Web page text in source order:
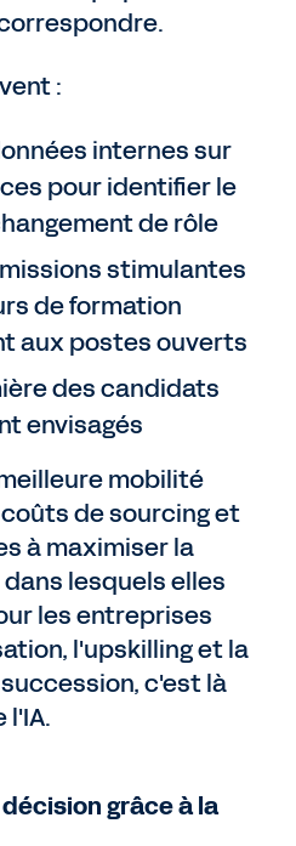
:
internes sur
pour identifier le
de rôle
stimulantes
de formation
aux postes ouverts
des candidats
envisagés
mobilité
de sourcing et
à maximiser la
lesquels elles
les entreprises
l'upskilling et la
c'est là
l'IA.
grâce à la